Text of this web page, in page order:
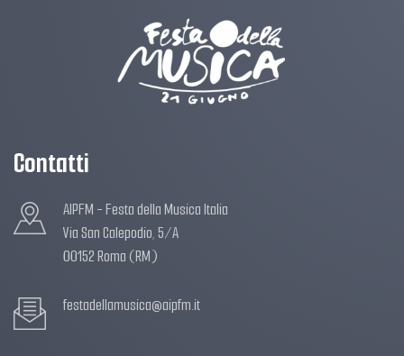
Contatti
AIPFM - Festa della Musica Italia
Via San Calepodio, 5/A
00152 Roma (RM)
festadellamusica@aipfm.it